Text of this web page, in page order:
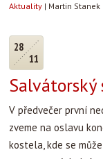
Aktuality | Martin Stanek
28
11
Salvátorský
V předvečer první
zveme na oslavu
kostela, kde se